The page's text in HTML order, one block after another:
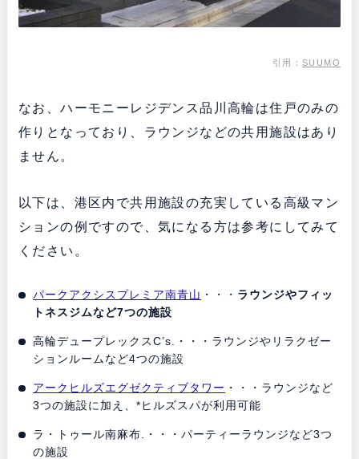
引用：SUUMO
なお、ハーモニーレジデンス品川高輪は住戸のみの
作りとなっており、ラウンジなどの共用施設はあり
ません。
以下は、港区内で共用施設の充実している高級マン
ションの例ですので、気になる方は参考にしてみて
ください。
パークアクシスプレミア南青山 ・・・ ラウンジやフィッ
トネスジムなど7つの施設
高輪デュープレックスC’s.・・・ラウンジやリラクゼー
ションルームなど4つの施設
アークヒルズエグゼクティブタワー ・・・ラウンジなど
3つの施設に加え、*ヒルズスパが利用可能
ラ・トゥール南麻布.・・・パーティーラウンジなど3つ
の施設